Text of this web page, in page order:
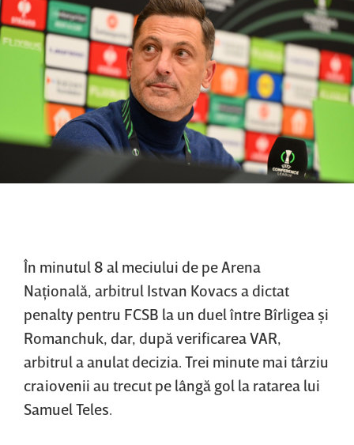
În minutul 8 al meciului de pe Arena
Naţională, arbitrul Istvan Kovacs a dictat
penalty pentru FCSB la un duel între Bîrligea şi
Romanchuk, dar, după verificarea VAR,
arbitrul a anulat decizia. Trei minute mai târziu
craiovenii au trecut pe lângă gol la ratarea lui
Samuel Teles.